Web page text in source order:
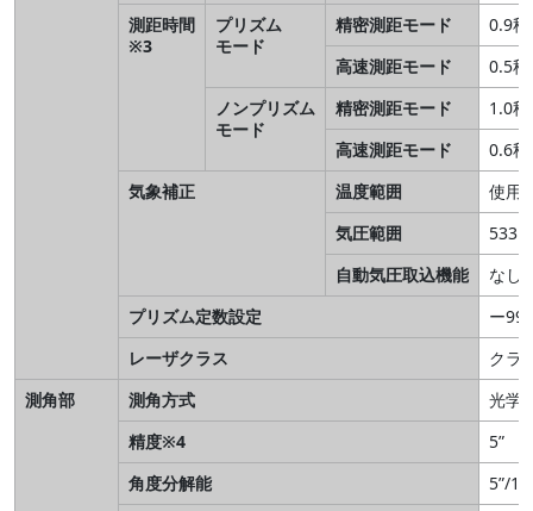
測距時間
※3
プリズム
モード
精密測距モード
0.9
高速測距モード
0.5
ノンプリズム
モード
精密測距モード
1.0
高速測距モード
0.6
気象補正
温度範囲
使用
気圧範囲
533
自動気圧取込機能
なし
プリズム定数設定
ー
レーザクラス
クラ
測角部
測角方式
光学
精度※4
5”
角度分解能
5”/